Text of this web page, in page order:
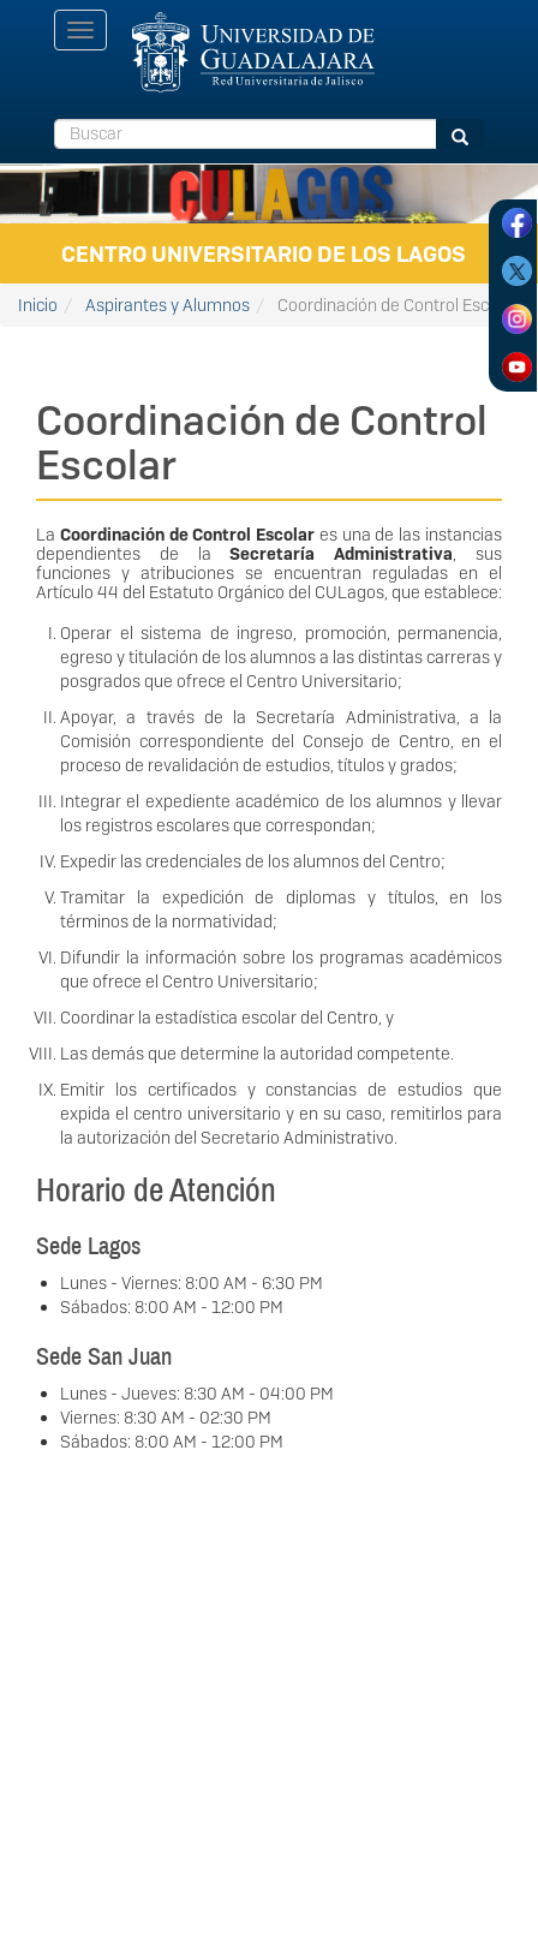
Pasar al contenido principal
Toggle
navigation
Buscar Buscar
CENTRO UNIVERSITARIO DE LOS LAGOS
Inicio Aspirantes y Alumnos Coordinación de Control Escolar
Coordinación de Control
Escolar
La Coordinación de Control Escolar es una de las instancias
dependientes de laSecretaría Administrativa, sus
funciones y atribuciones se encuentran reguladas en el
Artículo 44 del Estatuto Orgánico del CULagos, que establece:
Operar el sistema de ingreso, promoción, permanencia,
egreso y titulación de los alumnos a las distintas carreras y
posgrados que ofrece el Centro Universitario;
Apoyar, a través de la Secretaría Administrativa, a la
Comisión correspondiente del Consejo de Centro, en el
proceso de revalidación de estudios, títulos y grados;
Integrar el expediente académico de los alumnos y llevar
los registros escolares que correspondan;
Expedir las credenciales de los alumnos del Centro;
Tramitar la expedición de diplomas y títulos, en los
términos de la normatividad;
Difundir la información sobre los programas académicos
que ofrece el Centro Universitario;
Coordinar la estadística escolar del Centro, y
Las demás que determine la autoridad competente.
Emitir los certificados y constancias de estudios que
expida el centro universitario y en su caso, remitirlos para
la autorización del Secretario Administrativo.
Horario de Atención
Sede Lagos
Lunes - Viernes: 8:00 AM - 6:30 PM
Sábados: 8:00 AM - 12:00 PM
Sede San Juan
Lunes - Jueves: 8:30 AM - 04:00 PM
Viernes: 8:30 AM - 02:30 PM
Sábados: 8:00 AM - 12:00 PM